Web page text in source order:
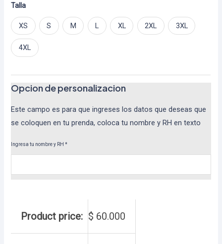
Talla
XS S M L XL 2XL 3XL
4XL
Opcion de personalizacion
Este campo es para que ingreses los datos que deseas que
se coloquen en tu prenda, coloca tu nombre y RH en texto
Ingresa tu nombre y RH*
Product price: $ 60.000